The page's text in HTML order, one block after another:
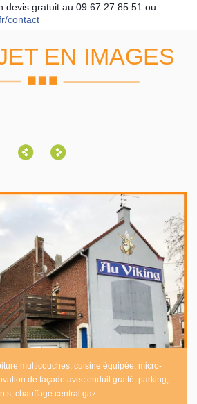
devis gratuit au 09 67 27 85 51 ou
contact
EN IMAGES
multicouches, cuisine équipée, micro-
de façade avec enduit gratté, parking,
chauffage central gaz